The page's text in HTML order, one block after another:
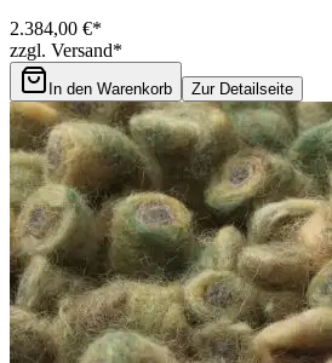
2.384,00 €*
zzgl. Versand*
In den Warenkorb Zur Detailseite